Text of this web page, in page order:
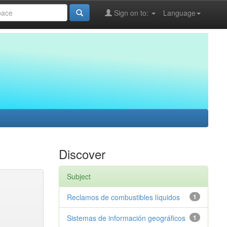
Language
Sign on to:
Discover
Subject
1
Reclamos de combustibles líquidos
1
Sistemas de información geográficos